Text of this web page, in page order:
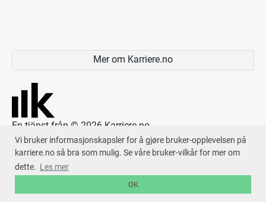
Vi bruker informasjonskapsler for å gjøre bruker-opplevelsen på
karriere.no så bra som mulig. Se våre bruker-vilkår for mer om
dette. Les mer
OK
Mer om Karriere.no
En tjänst från © 2026 Karriere.no